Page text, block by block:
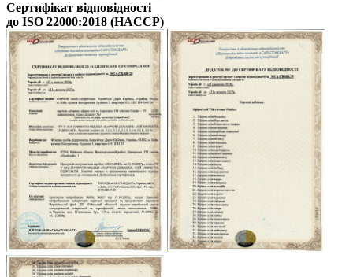
Сертифікат відповідності
до ISO 22000:2018 (HACCP)